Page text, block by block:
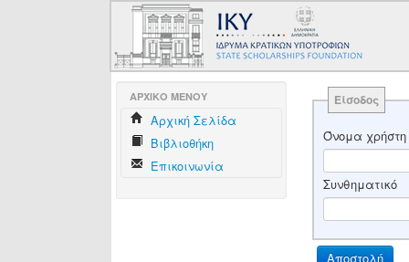
AΡΧΙΚΟ ΜΕΝΟΥ
Aρχική Σελίδα
Βιβλιοθήκη
Επικοινωνία
Είσοδος
Όνομα χρήστη
Συνθηματικό